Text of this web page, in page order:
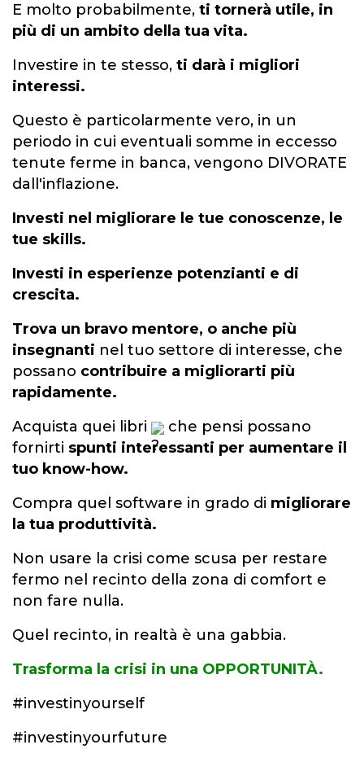
E molto probabilmente, ti tornerà utile, in
più di un ambito della tua vita.
Investire in te stesso, ti darà i migliori
interessi.
Questo è particolarmente vero, in un
periodo in cui eventuali somme in eccesso
tenute ferme in banca, vengono DIVORATE
dall'inflazione.
Investi nel migliorare le tue conoscenze, le
tue skills.
Investi in esperienze potenzianti e di
crescita.
Trova un bravo mentore, o anche più
insegnanti nel tuo settore di interesse, che
possano contribuire a migliorarti più
rapidamente.
Acquista quei libri
che pensi possano
fornirti spunti interessanti per aumentare il
tuo know-how.
Compra quel software in grado di migliorare
la tua produttività.
Non usare la crisi come scusa per restare
fermo nel recinto della zona di comfort e
non fare nulla.
Quel recinto, in realtà è una gabbia.
Trasforma la crisi in una OPPORTUNITÀ.
#investinyourself
#investinyourfuture